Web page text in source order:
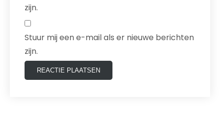
zijn.
Stuur mij een e-mail als er nieuwe berichten
zijn.